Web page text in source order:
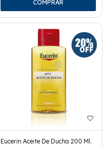
Eucerin Aceite De Ducha 200 Ml.